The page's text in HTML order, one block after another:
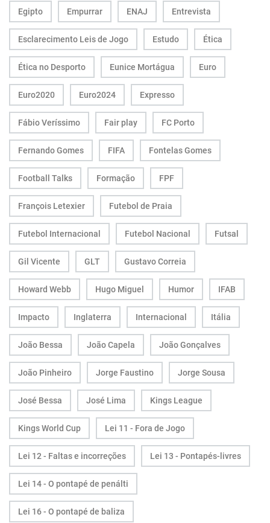
Egipto Empurrar ENAJ Entrevista
Esclarecimento Leis de Jogo Estudo Ética
Ética no Desporto Eunice Mortágua Euro
Euro2020 Euro2024 Expresso
Fábio Veríssimo Fair play FC Porto
Fernando Gomes FIFA Fontelas Gomes
Football Talks Formação FPF
François Letexier Futebol de Praia
Futebol Internacional Futebol Nacional Futsal
Gil Vicente GLT Gustavo Correia
Howard Webb Hugo Miguel Humor IFAB
Impacto Inglaterra Internacional Itália
João Bessa João Capela João Gonçalves
João Pinheiro Jorge Faustino Jorge Sousa
José Bessa José Lima Kings League
Kings World Cup Lei 11 - Fora de Jogo
Lei 12 - Faltas e incorreções Lei 13 - Pontapés-livres
Lei 14 - O pontapé de penálti
Lei 16 - O pontapé de baliza